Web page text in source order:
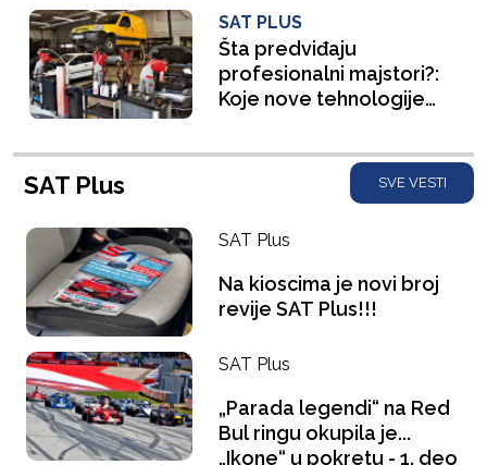
SAT PLUS
Šta predviđaju
profesionalni majstori?:
Koje nove tehnologije
održavanju?
SAT Plus SVE VESTI
SAT Plus
Na kioscima je novi broj
revije SAT Plus!!!
SAT Plus
„Parada legendi“ na Red
Bul ringu okupila je...
„Ikone“ u pokretu - 1. deo